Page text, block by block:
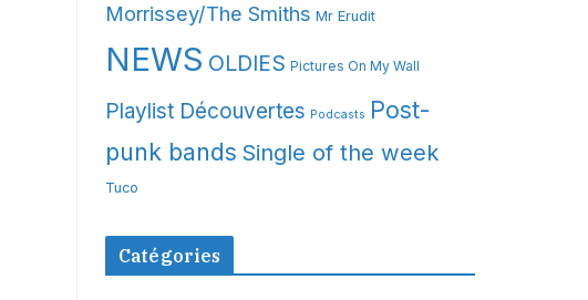
Morrissey/The Smiths Mr Erudit
NEWS OLDIES Pictures On My Wall
Playlist Découvertes Podcasts Post-
punk bands Single of the week
Tuco
Catégories